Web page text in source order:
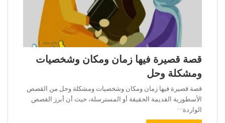
قصة قصيرة فيها زمان ومكان وشخصيات
ومشكلة وحل
قصة قصيرة فيها زمان ومكان وشخصيات ومشكلة وحل من القصص
الأسطورية القديمة الحقيقة أو المسترسلة، حيث أن أبرز القصص
الواردة…